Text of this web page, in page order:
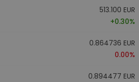
513.100 EUR
+0.30%
0.864736 EUR
0.00%
0.894477 EUR